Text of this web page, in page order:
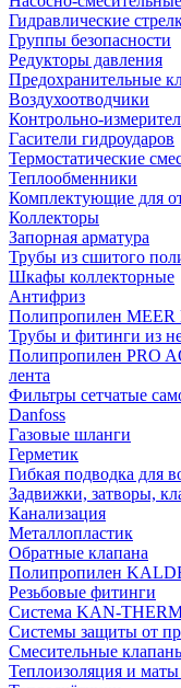
Гидравлические
Группы безопасности
Редукторы давления
Предохранительные
Воздухоотводчики
Контрольно-
Гасители гидроударов
Термостатические
Теплообменники
Комплектующие для
Коллекторы
Запорная арматура
Трубы из сшитого
Шкафы коллекторные
Антифриз
Полипропилен MEER
Трубы и фитинги из
Полипропилен PRO
лента
Фильтры сетчатые
Danfoss
Газовые шланги
Герметик
Гибкая подводка для
Задвижки, затворы,
Канализация
Металлопластик
Обратные клапана
Полипропилен
Резьбовые фитинги
Система KAN-
Системы защиты от
Смесительные
Теплоизоляция и маты